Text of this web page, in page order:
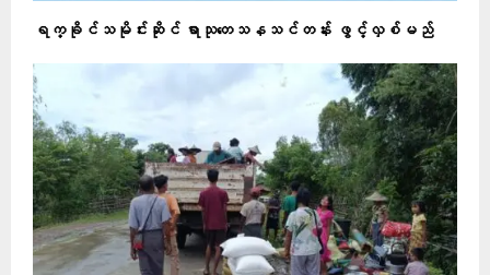
ရက္ခိုင်သမိုင်းဆိုင် ရာသုတေသနသင်တန်း ဖွင့်လှစ်မည်